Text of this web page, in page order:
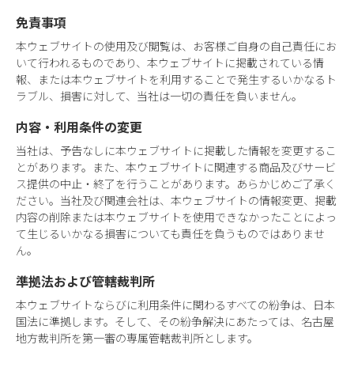
免責事項
本ウェブサイトの使用及び閲覧は、お客様ご自身の自己責任にお
いて行われるものであり、本ウェブサイトに掲載されている情
報、または本ウェブサイトを利用することで発生するいかなるト
ラブル、損害に対して、当社は一切の責任を負いません。
内容・利用条件の変更
当社は、予告なしに本ウェブサイトに掲載した情報を変更するこ
とがあります。また、本ウェブサイトに関連する商品及びサービ
ス提供の中止・終了を行うことがあります。あらかじめご了承く
ださい。当社及び関連会社は、本ウェブサイトの情報変更、掲載
内容の削除または本ウェブサイトを使用できなかったことによっ
て生じるいかなる損害についても責任を負うものではありませ
ん。
準拠法および管轄裁判所
本ウェブサイトならびに利用条件に関わるすべての紛争は、日本
国法に準拠します。そして、その紛争解決にあたっては、名古屋
地方裁判所を第一審の専属管轄裁判所とします。